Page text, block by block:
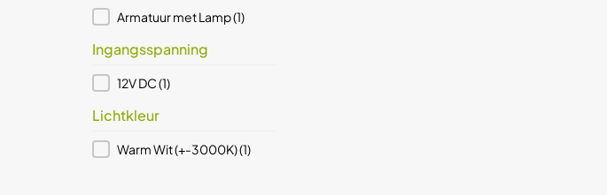
Soort lamp
Armatuur met Lamp(1)
Ingangsspanning
Ingangsspanning
12V DC(1)
Lichtkleur
Lichtkleur
Warm Wit (+-3000K)(1)